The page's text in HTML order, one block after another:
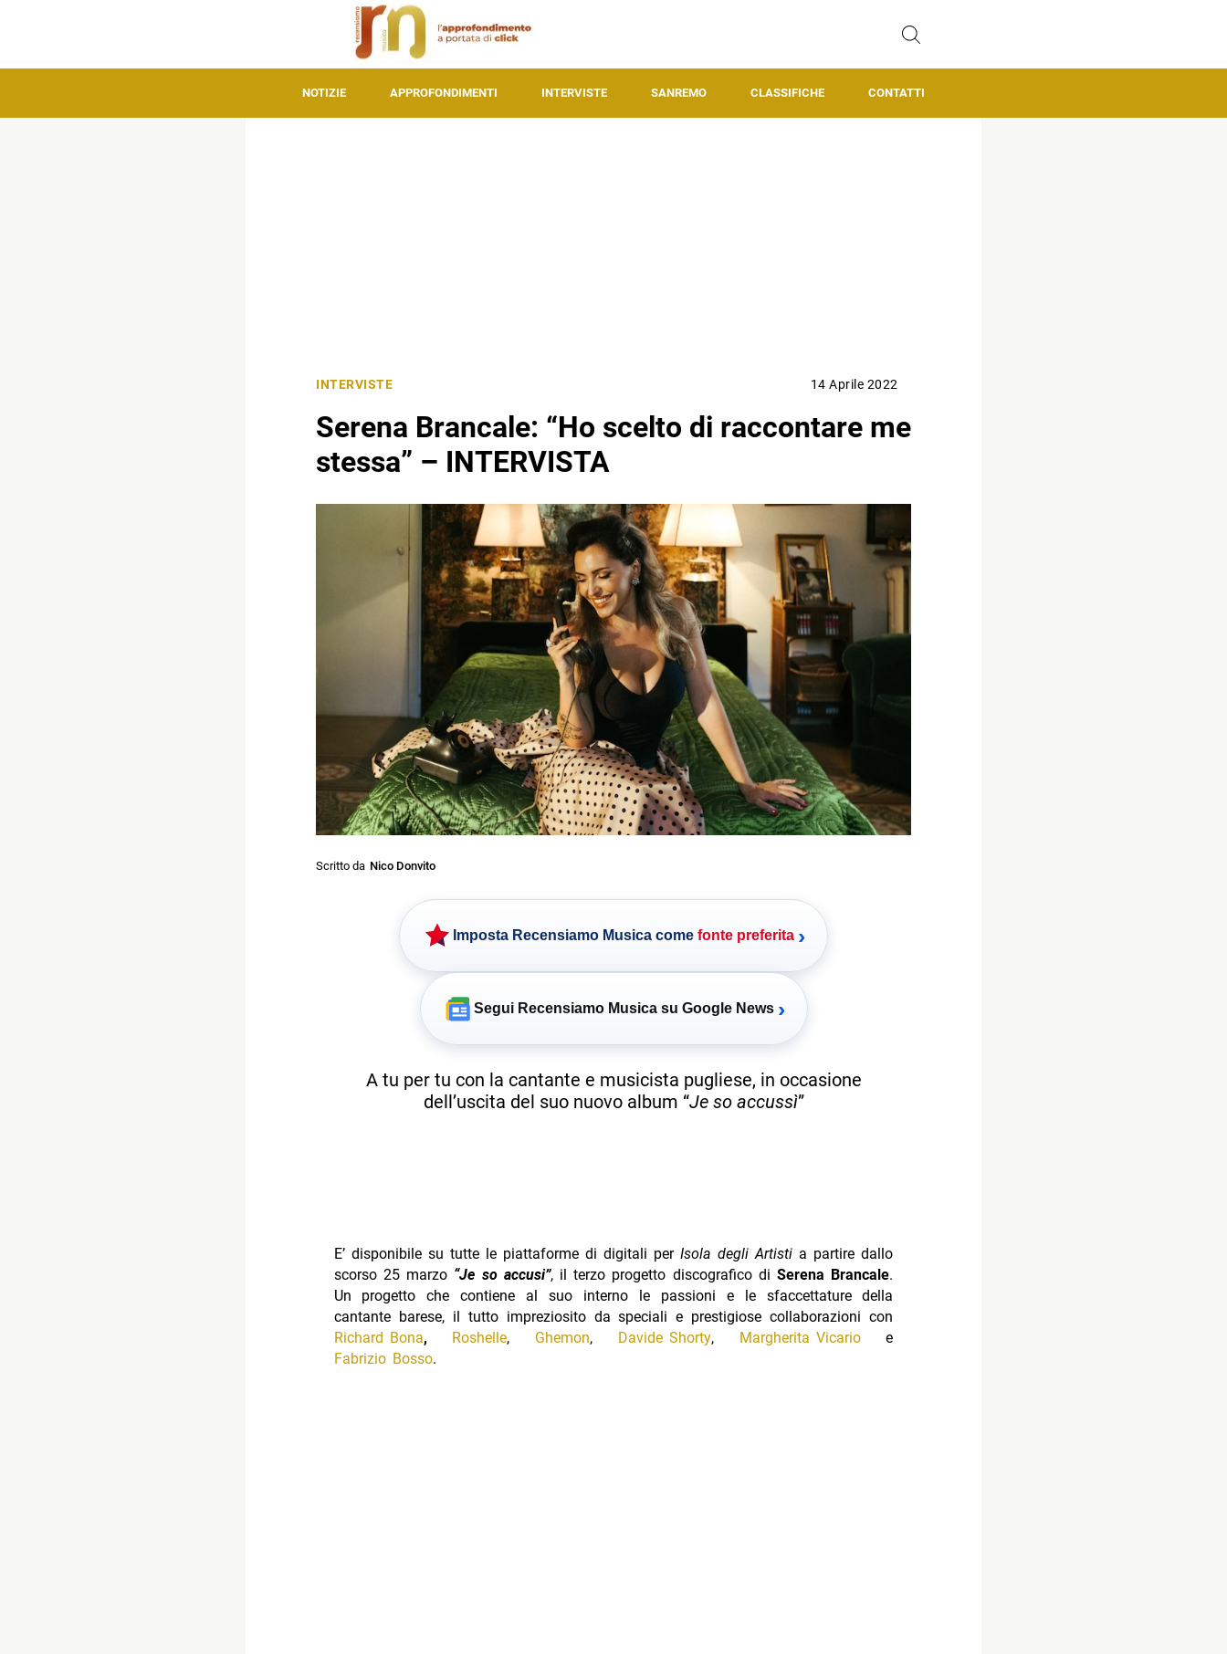
NOTIZIE APPROFONDIMENTI INTERVISTE SANREMO CLASSIFICHE CONTATTI
INTERVISTE 14 Aprile 2022
Serena Brancale: “Ho scelto di raccontare me
stessa” – INTERVISTA
Scritto da Nico Donvito
Imposta Recensiamo Musica come fonte preferita ›
Segui Recensiamo Musica su Google News ›
A tu per tu con la cantante e musicista pugliese, in occasione
dell’uscita del suo nuovo album “Je so accussì”
E’ disponibile su tutte le piattaforme di digitali perIsola degli Artisti a partire dallo
scorso 25 marzo “Je so accusi”, il terzo progetto discografico diSerena Brancale.
Un progetto che contiene al suo interno le passioni e le sfaccettature della
cantante barese, il tutto impreziosito da speciali e prestigiose collaborazioni con
Richard Bona, Roshelle, Ghemon, Davide Shorty, Margherita Vicarioe
Fabrizio Bosso.